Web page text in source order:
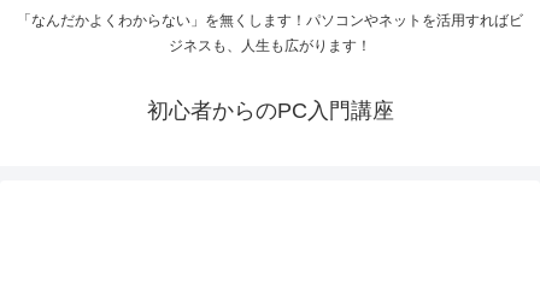
「なんだかよくわからない」を無くします！パソコンやネットを活用すればビ
ジネスも、人生も広がります！
初心者からのPC入門講座